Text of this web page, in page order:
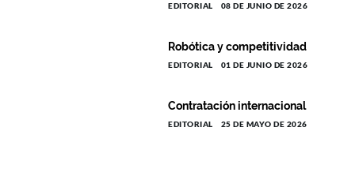
EDITORIAL 08 DE JUNIO DE 2026
Robótica y competitividad
EDITORIAL 01 DE JUNIO DE 2026
Contratación internacional
EDITORIAL 25 DE MAYO DE 2026